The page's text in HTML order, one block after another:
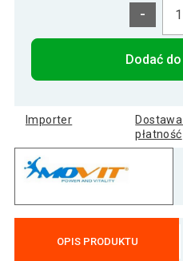
-
Dodać
Importer
płatność
OPIS PRODUKTU